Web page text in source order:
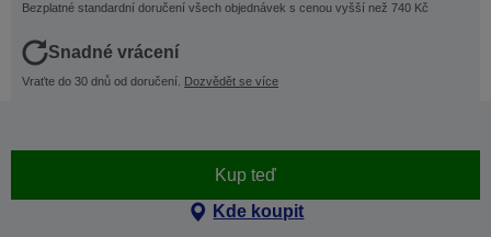
Bezplatné standardní doručení všech objednávek s cenou vyšší než 740 Kč
Snadné vrácení
Vraťte do 30 dnů od doručení. Dozvědět se více
Kup teď
Kde koupit